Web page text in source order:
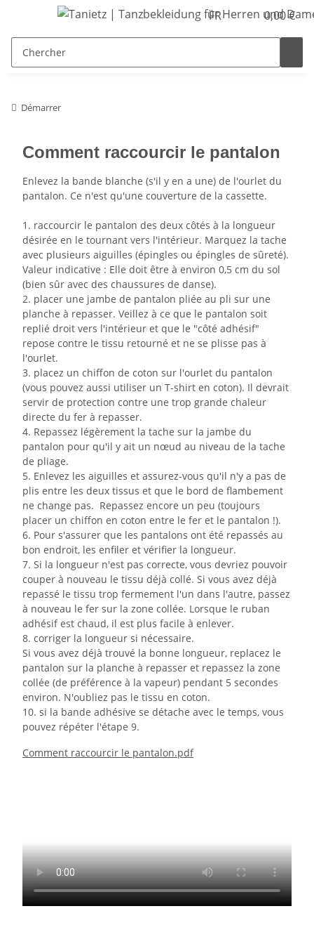
FR 0,00 €
Démarrer
Comment raccourcir le pantalon
Enlevez la bande blanche (s'il y en a une) de l'ourlet du
pantalon. Ce n'est qu'une couverture de la cassette.
1. raccourcir le pantalon des deux côtés à la longueur
désirée en le tournant vers l'intérieur. Marquez la tache
avec plusieurs aiguilles (épingles ou épingles de sûreté).
Valeur indicative : Elle doit être à environ 0,5 cm du sol
(bien sûr avec des chaussures de danse).
2. placer une jambe de pantalon pliée au pli sur une
planche à repasser. Veillez à ce que le pantalon soit
replié droit vers l'intérieur et que le "côté adhésif"
repose contre le tissu retourné et ne se plisse pas à
l'ourlet.
3. placez un chiffon de coton sur l'ourlet du pantalon
(vous pouvez aussi utiliser un T-shirt en coton). Il devrait
servir de protection contre une trop grande chaleur
directe du fer à repasser.
4. Repassez légèrement la tache sur la jambe du
pantalon pour qu'il y ait un nœud au niveau de la tache
de pliage.
5. Enlevez les aiguilles et assurez-vous qu'il n'y a pas de
plis entre les deux tissus et que le bord de flambement
ne change pas. Repassez encore un peu (toujours
placer un chiffon en coton entre le fer et le pantalon !).
6. Pour s'assurer que les pantalons ont été repassés au
bon endroit, les enfiler et vérifier la longueur.
7. Si la longueur n'est pas correcte, vous devriez pouvoir
couper à nouveau le tissu déjà collé. Si vous avez déjà
repassé le tissu trop fermement l'un dans l'autre, passez
à nouveau le fer sur la zone collée. Lorsque le ruban
adhésif est chaud, il est plus facile à enlever.
8. corriger la longueur si nécessaire.
Si vous avez déjà trouvé la bonne longueur, replacez le
pantalon sur la planche à repasser et repassez la zone
collée (de préférence à la vapeur) pendant 5 secondes
environ. N'oubliez pas le tissu en coton.
10. si la bande adhésive se détache avec le temps, vous
pouvez répéter l'étape 9.
Comment raccourcir le pantalon.pdf